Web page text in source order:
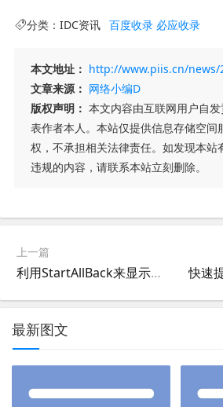
分类： IDC资讯 百度收录 必应收录
本文地址： http://www.piis.cn/news/
文章来源： 网络小编D
版权声明： 本文内容由互联网用户自
表作者本人。本站仅提供信息存储空间
权，不承担相关法律责任。如发现本站
违规的内容，请联系本站立刻删除。
上一篇
利用StartAllBack来显示WIN11的所有托盘图标
最新图文